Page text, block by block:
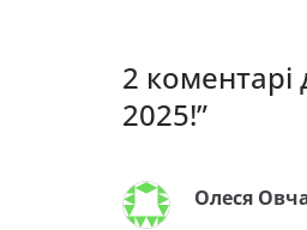
2 коментарі
2025!”
Олеся